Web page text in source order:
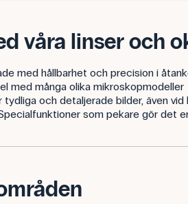
våra linser och
med hållbarhet och precision i
med många olika mikroskopmodeller
och detaljerade bilder, även vid
som pekare gör det